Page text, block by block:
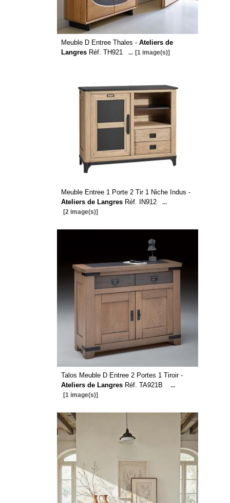
Meuble D Entree Thales - Ateliers de
LangresRéf. TH921 ... [1 image(s)]
Meuble Entree 1 Porte 2 Tir 1 Niche Indus -
Ateliers de LangresRéf. IN912
...
[2 image(s)]
Talos Meuble D Entree 2 Portes 1 Tiroir -
Ateliers de LangresRéf. TA921B
...
[1 image(s)]